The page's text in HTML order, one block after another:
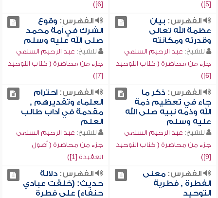
[5])
[6])
الفهرس: بيان
عظمة الله تعالى
وقدرته ومكانته
للشيخ: عبد الرحيم السلمي
جزء من محاضرة ( كتاب التوحيد
[6])
الفهرس: وقوع
الشرك في أمة محمد
صلى الله عليه وسلم
للشيخ: عبد الرحيم السلمي
جزء من محاضرة ( كتاب التوحيد
[7])
الفهرس: ذكر ما
جاء في تعظيم ذمة
الله وذمه نبيه صلى الله
عليه وسلم
للشيخ: عبد الرحيم السلمي
جزء من محاضرة ( كتاب التوحيد
[9])
الفهرس:احترام
العلماء وتقديرهم ,
مقدمة في آداب طالب
العلم
للشيخ: عبد الرحيم السلمي
جزء من محاضرة ( أصول
العقيدة [1])
الفهرس:معنى
الفطرة , فطرية
التوحيد
الفهرس:دلالة
حديث: (خلقت عبادي
حنفاء) على فطرة